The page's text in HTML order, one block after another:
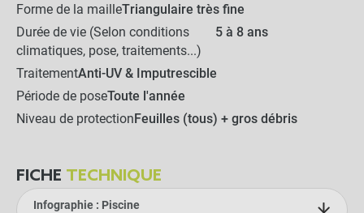
Pitons escamotables Inox
Forme de la mailleTriangulaire très fine
Durée de vie (Selon conditions
climatiques, pose, traitements...)
5 à 8 ans
TraitementAnti-UV & Imputrescible
Période de poseToute l'année
Niveau de protection Feuilles (tous) + gros débris
FICHE TECHNIQUE
Infographie : Piscine